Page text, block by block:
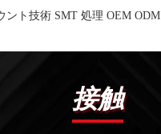
ント技術 SMT 処理 OEM ODM
接触